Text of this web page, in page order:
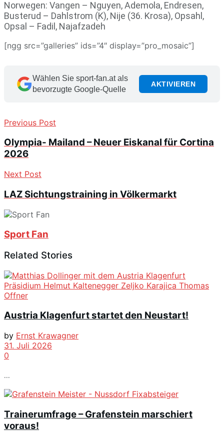
Norwegen: Vangen – Nguyen, Ademola, Endresen,
Busterud – Dahlstrom (K), Nije (36. Krosa), Opsahl,
Opsal – Fadil, Najafzadeh
[ngg src=”galleries” ids=”4″ display=”pro_mosaic”]
Wählen Sie sport-fan.at als
bevorzugte Google-Quelle
AKTIVIEREN
Previous Post
Olympia- Mailand – Neuer Eiskanal für Cortina
2026
Next Post
LAZ Sichtungstraining in Völkermarkt
Sport Fan
Related Stories
Austria Klagenfurt startet den Neustart!
by Ernst Krawagner
31. Juli 2026
0
...
Trainerumfrage – Grafenstein marschiert
voraus!